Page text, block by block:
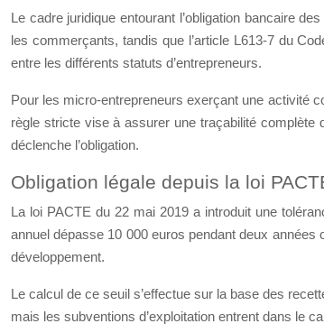
Le cadre juridique entourant l’obligation bancaire
pour les commerçants, tandis que l’article
fondamentale entre les différents statuts
Pour les micro-entrepreneurs exerçant une activité
Cette règle stricte vise à assurer une traçabilité
seuil déclenche l’obligation.
Obligation légale depuis la loi
La loi PACTE du 22 mai 2019 a introduit une
annuel dépasse 10 000 euros pendant deux
leur développement.
Le calcul de ce seuil s’effectue sur la base des
comptabilisés, mais les subventions d’exploitation